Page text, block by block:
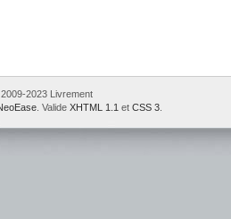
2023 Livrement
. Valide XHTML 1.1 et CSS 3